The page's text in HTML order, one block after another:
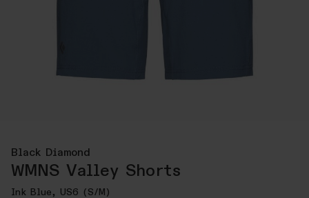
Black Diamond
WMNS Valley Shorts
Ink Blue, US6 (S/M)